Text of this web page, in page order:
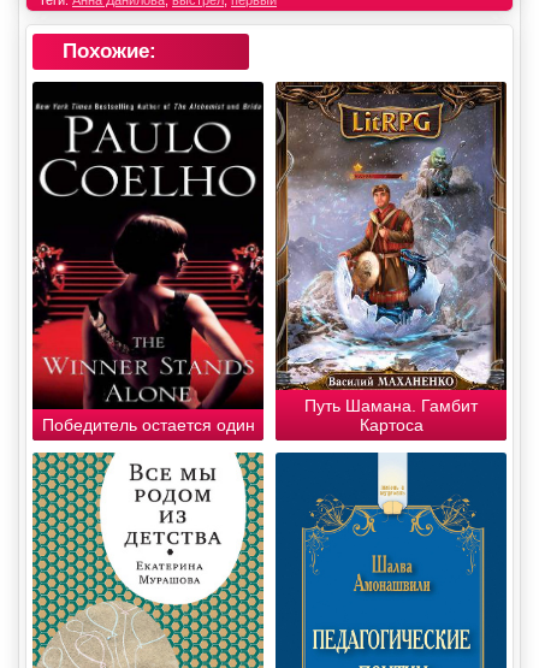
Похожие:
Победитель остается один
Путь Шамана. Гамбит
Картоса